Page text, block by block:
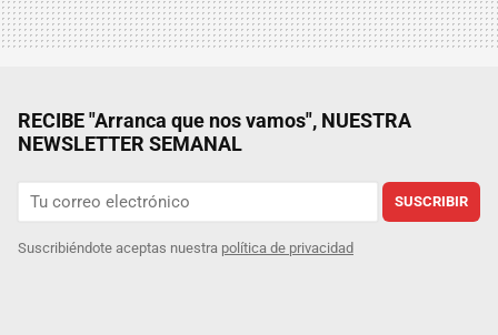
RECIBE "Arranca que nos vamos", NUESTRA
NEWSLETTER SEMANAL
SUSCRIBIR
Suscribiéndote aceptas nuestra política de privacidad